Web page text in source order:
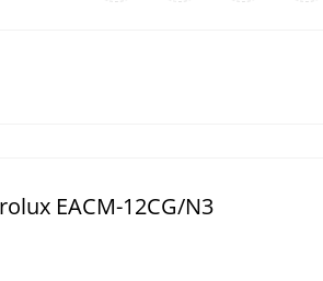
EACM-12CG/N3